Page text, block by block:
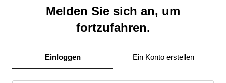
Melden Sie sich an, um
fortzufahren.
Einloggen Ein Konto erstellen